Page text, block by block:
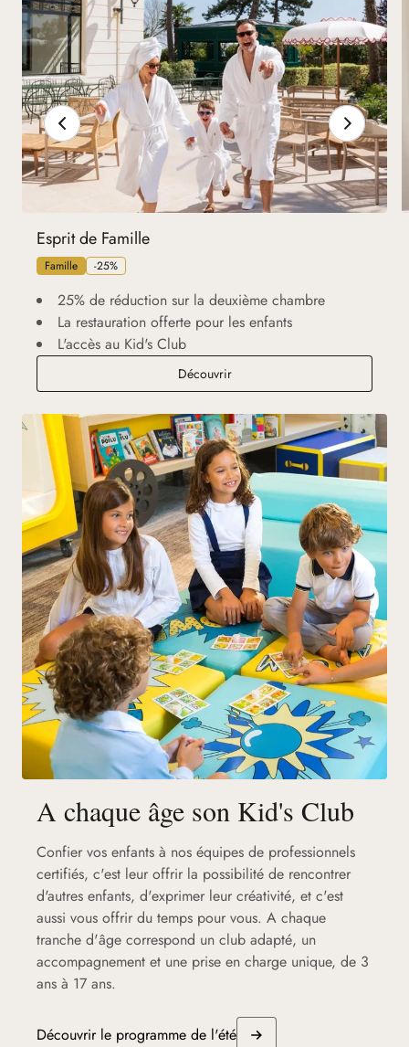
Esprit de Famille
Famille -25%
25% de réduction sur la deuxième chambre
La restauration offerte pour les enfants
L'accès au Kid's Club
DécouvrirEsprit de Famille
A chaque âge son Kid's Club
Confier vos enfants à nos équipes de professionnels
certifiés, c'est leur offrir la possibilité de rencontrer
d'autres enfants, d'exprimer leur créativité, et c'est
aussi vous offrir du temps pour vous. A chaque
tranche d'âge correspond un club adapté, un
accompagnement et une prise en charge unique, de 3
ans à 17 ans.
Découvrir le programme de l'été